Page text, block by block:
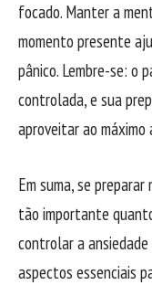
focado. Manter a
momento presente
pânico. Lembre-se: o
controlada, e sua
aproveitar ao máximo
Em suma, se
tão importante
controlar a
aspectos essenciais